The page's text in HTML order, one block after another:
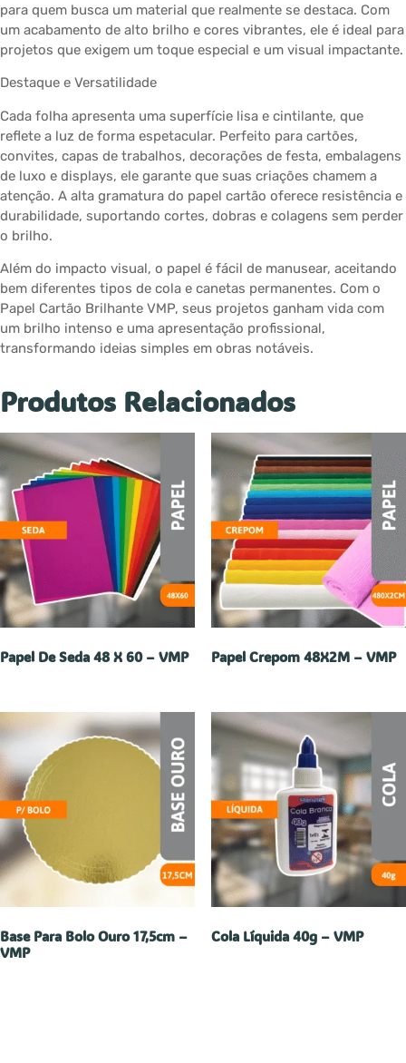
para quem busca um material que realmente se destaca. Com
um acabamento de alto brilho e cores vibrantes, ele é ideal para
projetos que exigem um toque especial e um visual impactante.
Destaque e Versatilidade
Cada folha apresenta uma superfície lisa e cintilante, que
reflete a luz de forma espetacular. Perfeito para cartões,
convites, capas de trabalhos, decorações de festa, embalagens
de luxo e displays, ele garante que suas criações chamem a
atenção. A alta gramatura do papel cartão oferece resistência e
durabilidade, suportando cortes, dobras e colagens sem perder
o brilho.
Além do impacto visual, o papel é fácil de manusear, aceitando
bem diferentes tipos de cola e canetas permanentes. Com o
Papel Cartão Brilhante VMP, seus projetos ganham vida com
um brilho intenso e uma apresentação profissional,
transformando ideias simples em obras notáveis.
Produtos Relacionados
Papel De Seda 48 X 60 – VMP Papel Crepom 48X2M – VMP
Base Para Bolo Ouro 17,5cm –
VMP
Cola Líquida 40g – VMP